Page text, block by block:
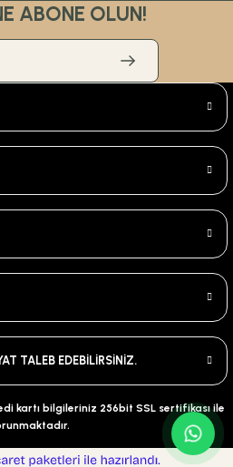
ABONE OLUN!
TALEB EDEBİLİRSİNİZ.
kartı bilgileriniz 256bit SSL sertifikası ile
e-